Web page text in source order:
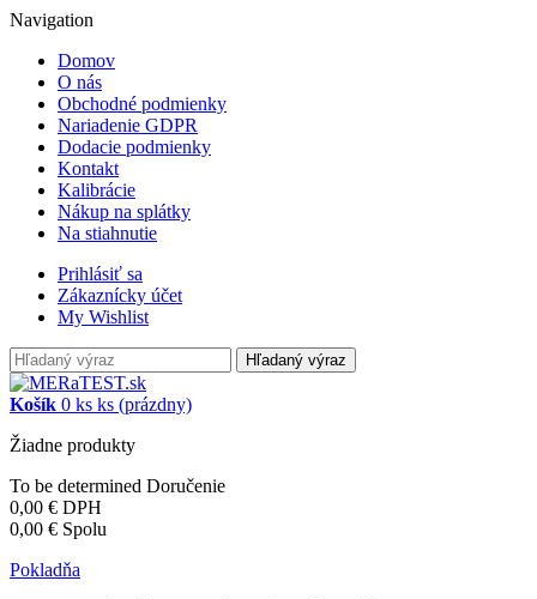
Navigation
Domov
O nás
Obchodné podmienky
Nariadenie GDPR
Dodacie podmienky
Kontakt
Kalibrácie
Nákup na splátky
Na stiahnutie
Prihlásiť sa
Zákaznícky účet
My Wishlist
Hľadaný výraz
Košík 0 ks ks (prázdny)
Žiadne produkty
To be determined Doručenie
0,00 € DPH
0,00 € Spolu
Pokladňa